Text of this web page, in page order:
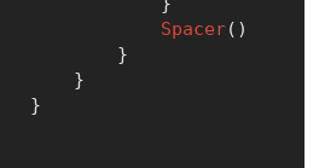
Spacer()